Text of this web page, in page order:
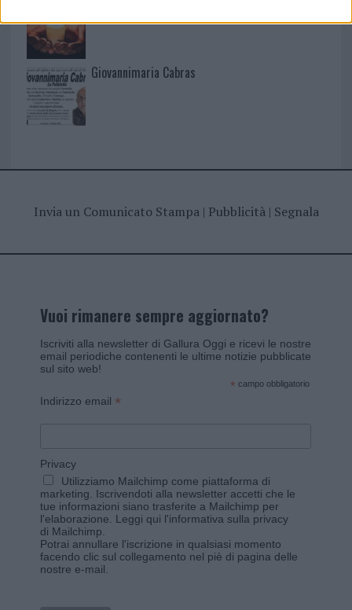
Giovannimaria Cabras
Invia un Comunicato Stampa| Pubblicità| Segnala
Vuoi rimanere sempre aggiornato?
Iscriviti alla newsletter di Gallura Oggi e ricevi le nostre
email periodiche contenenti le ultime notizie pubblicate
sul sito web!
* campo obbligatorio
Indirizzo email *
Privacy
Utilizziamo Mailchimp come piattaforma di
marketing. Iscrivendoti alla newsletter accetti che le
tue informazioni siano trasferite a Mailchimp per
l'elaborazione. Leggi qui l'informativa sulla privacy
di Mailchimp
Potrai annullare l'iscrizione in qualsiasi momento
facendo clic sul collegamento nel piè di pagina delle
nostre e-mail.